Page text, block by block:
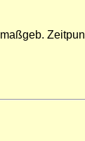
maßgeb.